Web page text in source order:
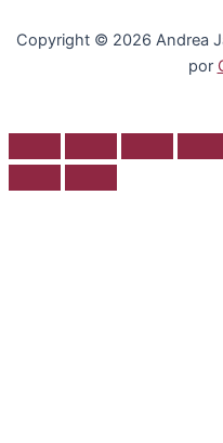
Copyright © 2026 Andrea
por